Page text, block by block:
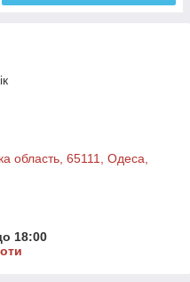
область, 65111, Одеса,
18:00